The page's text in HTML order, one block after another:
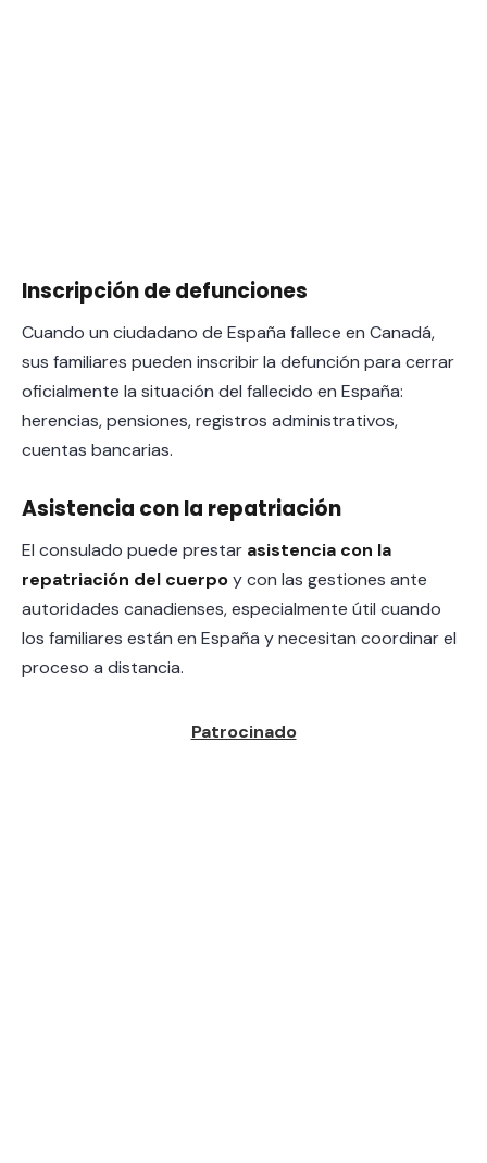
Inscripción de defunciones
Cuando un ciudadano de España fallece en Canadá,
sus familiares pueden inscribir la defunción para cerrar
oficialmente la situación del fallecido en España:
herencias, pensiones, registros administrativos,
cuentas bancarias.
Asistencia con la repatriación
El consulado puede prestar asistencia con la
repatriación del cuerpoy con las gestiones ante
autoridades canadienses, especialmente útil cuando
los familiares están en España y necesitan coordinar el
proceso a distancia.